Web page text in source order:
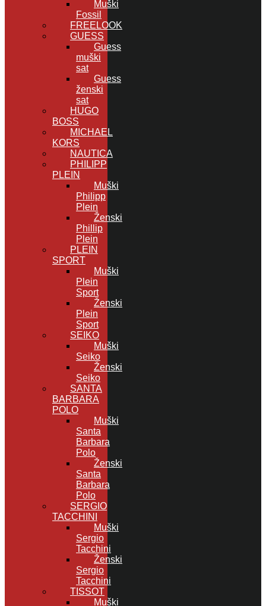
Muški
Fossil
FREELOOK
GUESS
Guess
muški
sat
Guess
ženski
sat
HUGO
BOSS
MICHAEL
KORS
NAUTICA
PHILIPP
PLEIN
Muški
Philipp
Plein
Ženski
Phillip
Plein
PLEIN
SPORT
Muški
Plein
Sport
Ženski
Plein
Sport
SEIKO
Muški
Seiko
Ženski
Seiko
SANTA
BARBARA
POLO
Muški
Santa
Barbara
Polo
Ženski
Santa
Barbara
Polo
SERGIO
TACCHINI
Muški
Sergio
Tacchini
Ženski
Sergio
Tacchini
TISSOT
Muški